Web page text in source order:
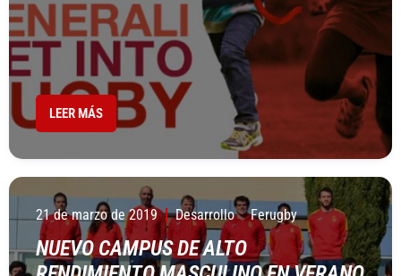
LEER MÁS
21 de marzo de 2019 Desarrollo Ferugby
NUEVO CAMPUS DE ALTO